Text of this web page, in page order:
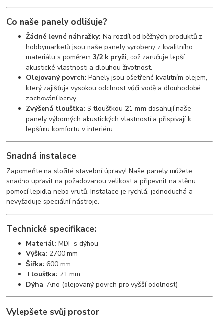
Co naše panely odlišuje?
Žádné levné náhražky: Na rozdíl od běžných produktů z
hobbymarketů jsou naše panely vyrobeny z kvalitního
materiálu s poměrem3/2 k pryži, což zaručuje lepší
akustické vlastnosti a dlouhou životnost.
Olejovaný povrch: Panely jsou ošetřené kvalitním olejem,
který zajišťuje vysokou odolnost vůči vodě a dlouhodobé
zachování barvy.
Zvýšená tloušťka: S tloušťkou 21 mm dosahují naše
panely výborných akustických vlastností a přispívají k
lepšímu komfortu v interiéru.
Snadná instalace
Zapomeňte na složité stavební úpravy! Naše panely můžete
snadno upravit na požadovanou velikost a připevnit na stěnu
pomocí lepidla nebo vrutů. Instalace je rychlá, jednoduchá a
nevyžaduje speciální nástroje.
Technické specifikace:
Materiál: MDF s dýhou
Výška: 2700 mm
Šířka: 600 mm
Tloušťka: 21 mm
Dýha: Ano (olejovaný povrch pro vyšší odolnost)
Vylepšete svůj prostor